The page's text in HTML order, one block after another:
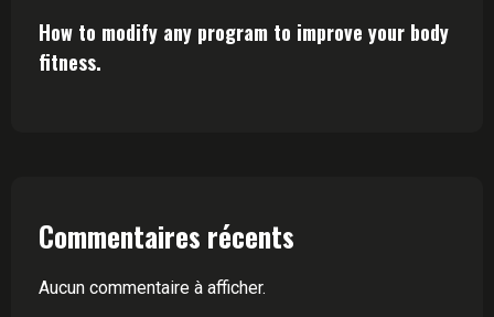
How to modify any program to improve your body
fitness.
Commentaires récents
Aucun commentaire à afficher.